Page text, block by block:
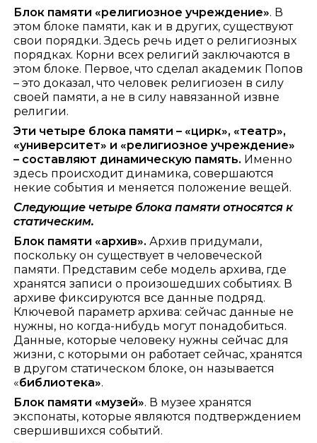
Блок памяти «религиозное учреждение». В
этом блоке памяти, как и в других, существуют
свои порядки. Здесь речь идет о религиозных
порядках. Корни всех религий заключаются в
этом блоке. Первое, что сделал академик Попов
– это доказал, что человек религиозен в силу
своей памяти, а не в силу навязанной извне
религии.
Эти четыре блока памяти – «цирк», «театр»,
«университет» и «религиозное учреждение»
– составляют динамическую память. Именно
здесь происходит динамика, совершаются
некие события и меняется положение вещей.
Следующие четыре блока памяти относятся к
статическим.
Блок памяти «архив». Архив придумали,
поскольку он существует в человеческой
памяти. Представим себе модель архива, где
хранятся записи о произошедших событиях. В
архиве фиксируются все данные подряд.
Ключевой параметр архива: сейчас данные не
нужны, но когда-нибудь могут понадобиться.
Данные, которые человеку нужны сейчас для
жизни, с которыми он работает сейчас, хранятся
в другом статическом блоке, он называется
«библиотека».
Блок памяти «музей». В музее хранятся
экспонаты, которые являются подтверждением
свершившихся событий.